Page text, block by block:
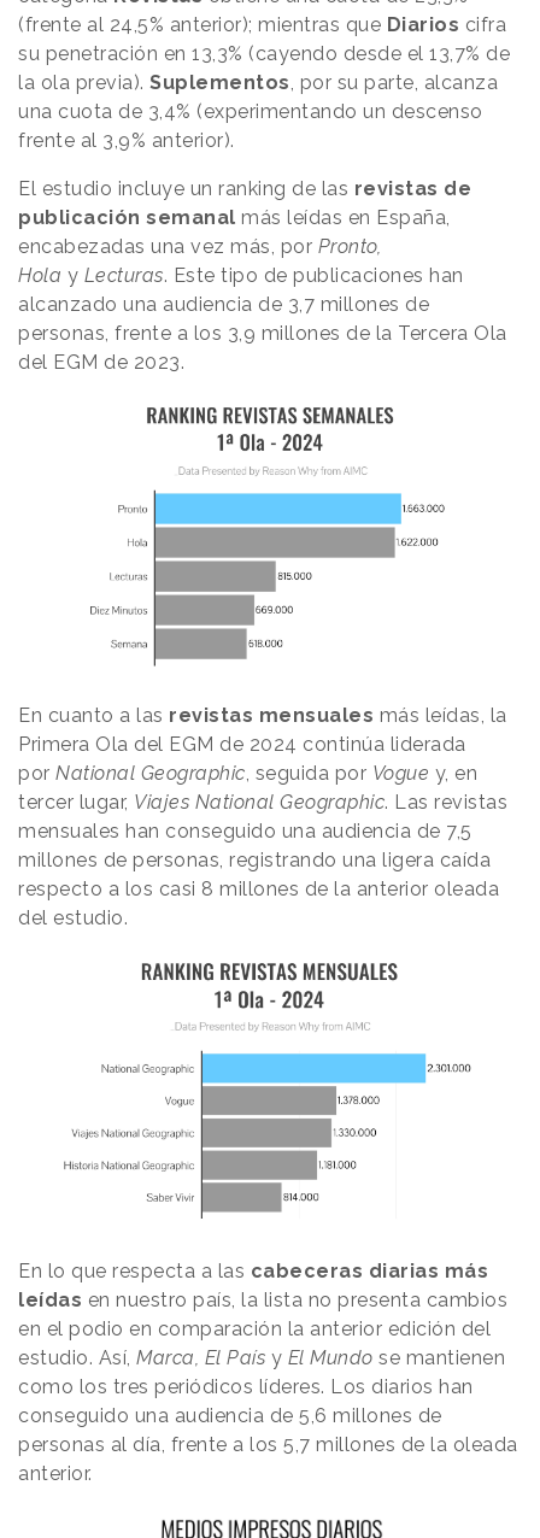
(frente al 24,5% anterior); mientras que Diarios cifra
su penetración en 13,3% (cayendo desde el 13,7% de
la ola previa). Suplementos , por su parte, alcanza
una cuota de 3,4% (experimentando un descenso
frente al 3,9% anterior).
El estudio incluye un ranking de las revistas de
publicación semanal más leídas en España,
encabezadas una vez más, por Pronto,
Hola y Lecturas. Este tipo de publicaciones han
alcanzado una audiencia de 3,7 millones de
personas, frente a los 3,9 millones de la Tercera Ola
del EGM de 2023.
En cuanto a las revistas mensuales más leídas, la
Primera Ola del EGM de 2024 continúa liderada
por National Geographic, seguida por Vogue y, en
tercer lugar, Viajes National Geographic. Las revistas
mensuales han conseguido una audiencia de 7,5
millones de personas, registrando una ligera caída
respecto a los casi 8 millones de la anterior oleada
del estudio.
En lo que respecta a las cabeceras diarias más
leídas en nuestro país, la lista no presenta cambios
en el podio en comparación la anterior edición del
estudio. Así, Marca, El País y El Mundo se mantienen
como los tres periódicos líderes. Los diarios han
conseguido una audiencia de 5,6 millones de
personas al día, frente a los 5,7 millones de la oleada
anterior.